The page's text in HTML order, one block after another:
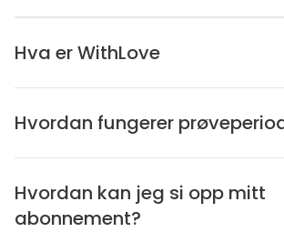
Hva er WithLove
Hvordan fungerer
Hvordan kan jeg si opp mitt
abonnement?